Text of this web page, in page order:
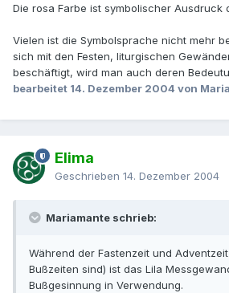
Die rosa Farbe ist symbolischer Ausdruck
Vielen ist die Symbolsprache nicht mehr
sich mit den Festen, liturgischen
beschäftigt, wird man auch deren
bearbeitet 14. Dezember 2004 von
Elima
Geschrieben 14. Dezember 2004
Mariamante schrieb:
Während der Fastenzeit und
Bußzeiten sind) ist das Lila
Bußgesinnung in Verwendung.